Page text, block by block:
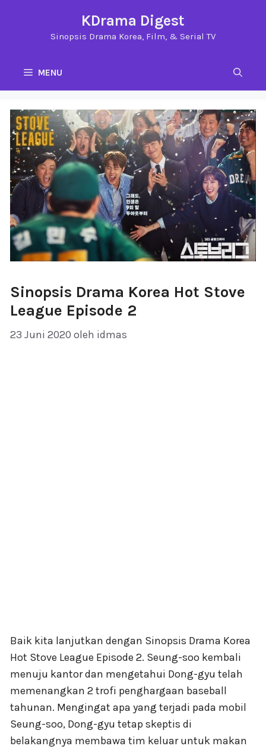
KDrama Digest
Sinopsis Drama Korea, Film, & Serial TV
MENU
Sinopsis Drama Korea Hot Stove
League Episode 2
23 Juni 2020 oleh idmas
Baik kita lanjutkan dengan Sinopsis Drama Korea
Hot Stove League Episode 2. Seung-soo kembali
menuju kantor dan mengetahui Dong-gyu telah
memenangkan 2 trofi penghargaan baseball
tahunan. Mengingat apa yang terjadi pada mobil
Seung-soo, Dong-gyu tetap skeptis di
belakangnya membawa tim keluar untuk makan